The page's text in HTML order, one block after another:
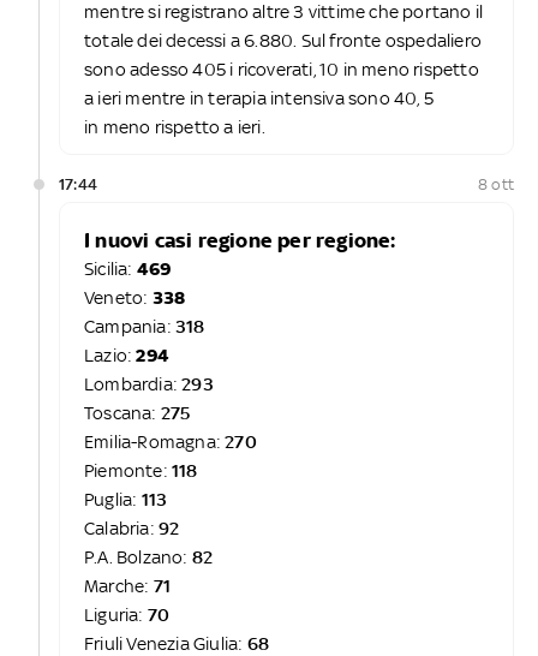
mentre si registrano altre 3 vittime che portano il
totale dei decessi a 6.880. Sul fronte ospedaliero
sono adesso 405 i ricoverati, 10 in meno rispetto
a ieri mentre in terapia intensiva sono 40, 5
in meno rispetto a ieri.
17:44 8 ott
I nuovi casi regione per regione:
Sicilia: 469
Veneto: 338
Campania: 318
Lazio: 294
Lombardia:293
Toscana: 275
Emilia-Romagna:270
Piemonte: 118
Puglia: 113
Calabria: 92
P.A. Bolzano: 82
Marche: 71
Liguria: 70
Friuli Venezia Giulia: 68